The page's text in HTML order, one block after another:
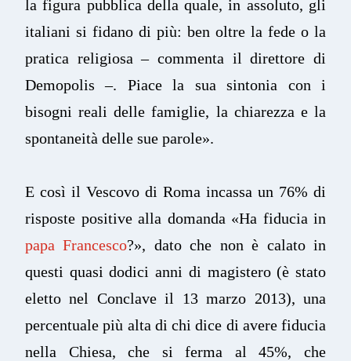
la figura pubblica della quale, in assoluto, gli
italiani si fidano di più: ben oltre la fede o la
pratica religiosa – commenta il direttore di
Demopolis –. Piace la sua sintonia con i
bisogni reali delle famiglie, la chiarezza e la
spontaneità delle sue parole».
E così il Vescovo di Roma incassa un 76% di
risposte positive alla domanda «Ha fiducia in
papa Francesco?», dato che non è calato in
questi quasi dodici anni di magistero (è stato
eletto nel Conclave il 13 marzo 2013), una
percentuale più alta di chi dice di avere fiducia
nella Chiesa, che si ferma al 45%, che